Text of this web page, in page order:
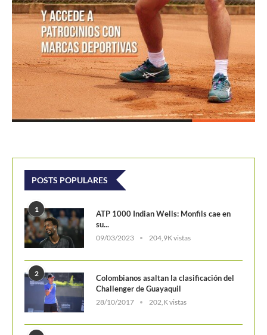
POSTS POPULARES
1
su...
09/03/2023
2
Challenger de Guayaquil
28/10/2017 202,K vistas
3